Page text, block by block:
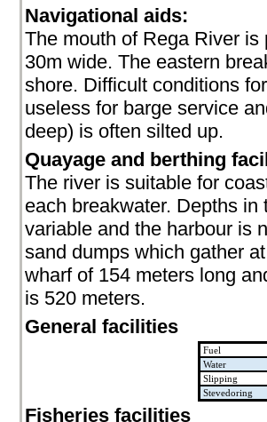
Navigational aids:
The mouth of Rega River
30m wide. The eastern
shore. Difficult conditions
useless for barge service
deep) is often silted up.
Quayage and berthing
The river is suitable for
each breakwater. Depths
variable and the harbour is
sand dumps which gather
wharf of 154 meters long
is 520 meters.
General facilities
Fuel
Water
Slipping
Stevedoring
Fisheries facilities